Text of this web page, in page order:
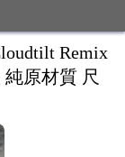
Remix
原材質 尺